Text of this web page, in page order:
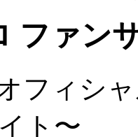
ファン
フィシ
ト〜